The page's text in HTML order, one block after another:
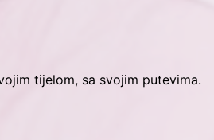
tijelom, sa svojim putevima.